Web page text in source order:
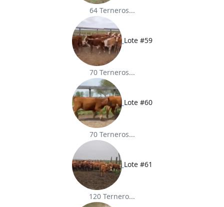
64 Terneros...
Lote #59
70 Terneros...
Lote #60
70 Terneros...
Lote #61
120 Ternero...